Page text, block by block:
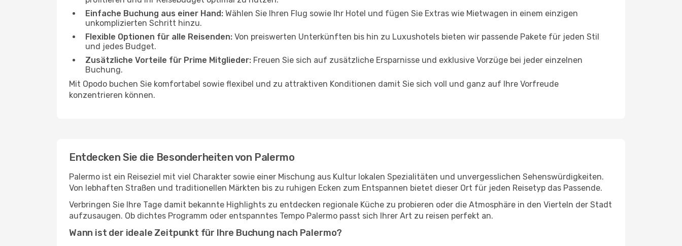
Einfache Buchung aus einer Hand: Wählen Sie Ihren Flug sowie Ihr Hotel und fügen Sie Extras wie Mietwagen in einem einzigen
unkomplizierten Schritt hinzu.
Flexible Optionen für alle Reisenden: Von preiswerten Unterkünften bis hin zu Luxushotels bieten wir passende Pakete für jeden Stil
und jedes Budget.
Zusätzliche Vorteile für Prime Mitglieder: Freuen Sie sich auf zusätzliche Ersparnisse und exklusive Vorzüge bei jeder einzelnen
Buchung.
Mit Opodo buchen Sie komfortabel sowie flexibel und zu attraktiven Konditionen damit Sie sich voll und ganz auf Ihre Vorfreude
konzentrieren können.
Entdecken Sie die Besonderheiten von Palermo
Palermo ist ein Reiseziel mit viel Charakter sowie einer Mischung aus Kultur lokalen Spezialitäten und unvergesslichen Sehenswürdigkeiten.
Von lebhaften Straßen und traditionellen Märkten bis zu ruhigen Ecken zum Entspannen bietet dieser Ort für jeden Reisetyp das Passende.
Verbringen Sie Ihre Tage damit bekannte Highlights zu entdecken regionale Küche zu probieren oder die Atmosphäre in den Vierteln der Stadt
aufzusaugen. Ob dichtes Programm oder entspanntes Tempo Palermo passt sich Ihrer Art zu reisen perfekt an.
Wann ist der ideale Zeitpunkt für Ihre Buchung nach Palermo?